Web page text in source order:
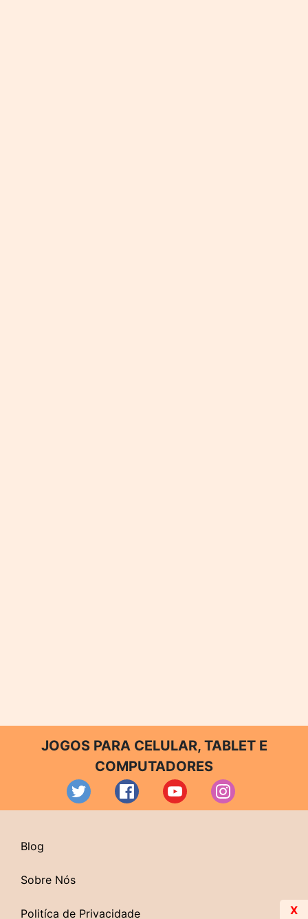
JOGOS PARA CELULAR, TABLET E
COMPUTADORES
Blog
Sobre Nós
Politíca de Privacidade X